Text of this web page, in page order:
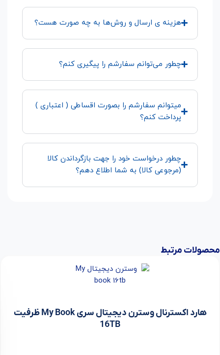
هزینه ی ارسال و روش‌ها به چه صورت هست؟
چطور می‌توانم سفارشم را پیگیری کنم؟
میتوانم سفارشم را بصورت اقساطی ( اعتباری )
پرداخت کنم؟
چطور درخواست خود را جهت بازگرداندن کالا
(مرجوعی کالا) به شما اطلاع دهم؟
محصولات مرتبط
هارد اکسترنال وسترن دیجیتال سری My Book ظرفیت
16TB